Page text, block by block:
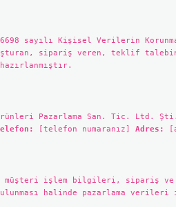
sayılı Kişisel Verilerin
sipariş veren, teklif
Pazarlama San. Tic. Ltd.
[telefon numaranız] Adres:
işlem bilgileri, sipariş
halinde pazarlama verileri